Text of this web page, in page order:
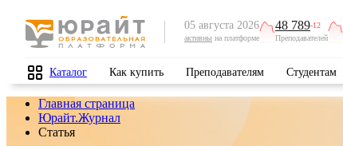
05 августа 2026
активны на платформе
48 789-12
Преподавателей
Каталог Как купить Преподавателям Студентам
Главная страница
Юрайт.Журнал
Статья